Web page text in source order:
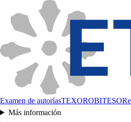
Examen de autoríasTEXOROBITESO
Más información